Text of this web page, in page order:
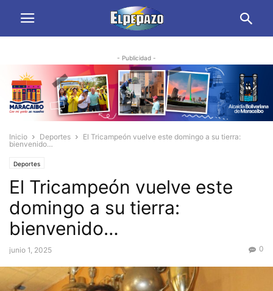
- Publicidad -
Inicio Deportes
El Tricampeón vuelve este domingo a su tierra:
bienvenido…
Deportes
El Tricampeón vuelve este
domingo a su tierra:
bienvenido…
junio 1, 2025 0